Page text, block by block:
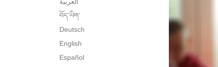
العربية
བོད་ཡིག་
Deutsch
English
Español